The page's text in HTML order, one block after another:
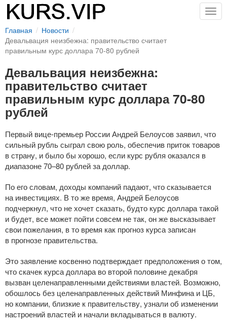
Главная
Новости
Девальвация неизбежна: правительство считает
правильным курс доллара 70-80 рублей
Девальвация неизбежна:
правительство считает
правильным курс доллара 70-80
рублей
Первый вице-премьер России Андрей Белоусов заявил, что
сильный рубль сыграл свою роль, обеспечив приток товаров
в страну, и было бы хорошо, если курс рубля оказался в
диапазоне 70–80 рублей за доллар.
По его словам, доходы компаний падают, что сказывается
на инвестициях. В то же время, Андрей Белоусов
подчеркнул, что не хочет сказать, будто курс доллара такой
и будет, все может пойти совсем не так, он же высказывает
свои пожелания, в то время как прогноз курса записан
в прогнозе правительства.
Это заявление косвенно подтверждает предположения о том,
что скачек курса доллара во второй половине декабря
вызван целенаправленными действиями властей. Возможно,
обошлось без целенаправленных действий Минфина и ЦБ,
но компании, близкие к правительству, узнали об изменении
настроений властей и начали вкладываться в валюту.